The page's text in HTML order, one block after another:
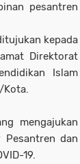
pesantren
kepada
Direktorat
Islam
Kota.
mengajukan
Pesantren dan
19.